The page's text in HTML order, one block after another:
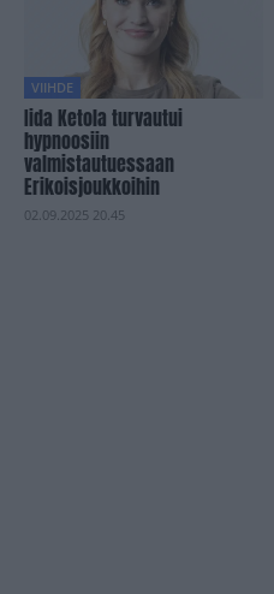
VIIHDE
Iida Ketola turvautui
hypnoosiin
valmistautuessaan
Erikoisjoukkoihin
02.09.2025 20.45